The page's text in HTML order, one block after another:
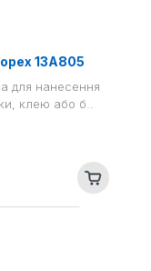
13A805
для нанесення
клею або б..